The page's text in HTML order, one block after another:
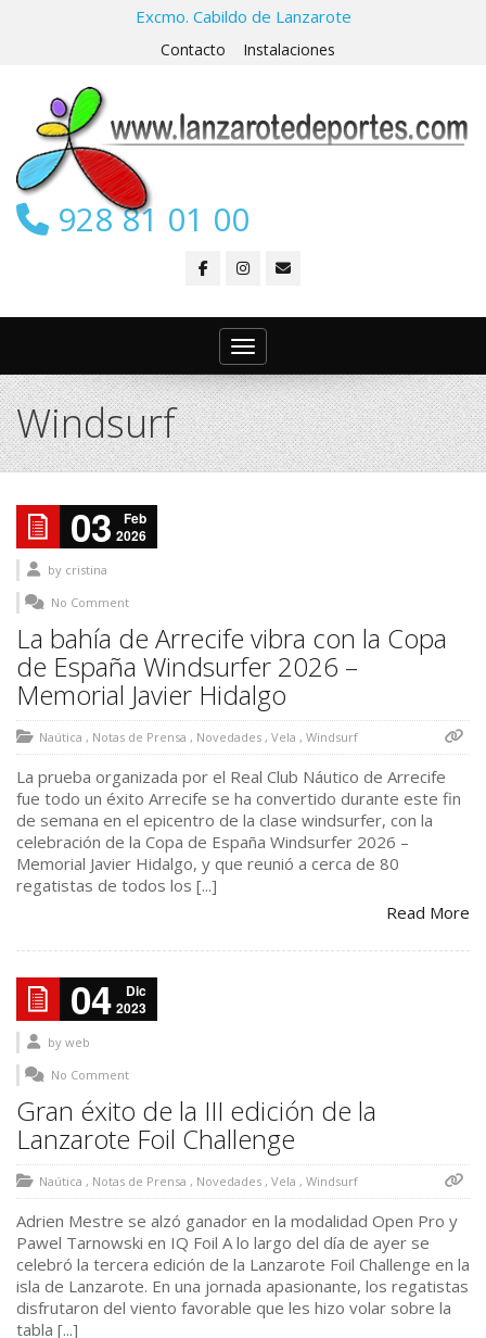
Excmo. Cabildo de Lanzarote
Contacto Instalaciones
928 81 01 00
Toggle navigation
Windsurf
03
Feb
2026
by cristina
No Comment
La bahía de Arrecife vibra con la Copa
de España Windsurfer 2026 –
Memorial Javier Hidalgo
Naútica , Notas de Prensa , Novedades , Vela , Windsurf
La prueba organizada por el Real Club Náutico de Arrecife
fue todo un éxito Arrecife se ha convertido durante este fin
de semana en el epicentro de la clase windsurfer, con la
celebración de la Copa de España Windsurfer 2026 –
Memorial Javier Hidalgo, y que reunió a cerca de 80
regatistas de todos los [...]
Read More
04
Dic
2023
by web
No Comment
Gran éxito de la III edición de la
Lanzarote Foil Challenge
Naútica , Notas de Prensa , Novedades , Vela , Windsurf
Adrien Mestre se alzó ganador en la modalidad Open Pro y
Pawel Tarnowski en IQ Foil A lo largo del día de ayer se
celebró la tercera edición de la Lanzarote Foil Challenge en la
isla de Lanzarote. En una jornada apasionante, los regatistas
disfrutaron del viento favorable que les hizo volar sobre la
tabla [...]